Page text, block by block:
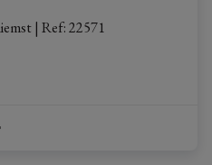
| Ref: 22571